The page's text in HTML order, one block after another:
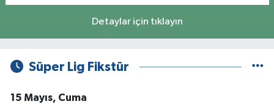
Detaylar için tıklayın
Süper Lig Fikstür
15 Mayıs, Cuma